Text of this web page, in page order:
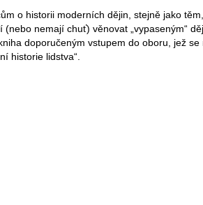
o historii moderních dějin, stejně jako
(nebo nemají chuť) věnovat „vypaseným“
doporučeným vstupem do oboru, jež se
historie lidstva“.